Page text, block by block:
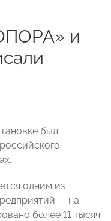
и
был
одним из
— на
более 11 тысяч